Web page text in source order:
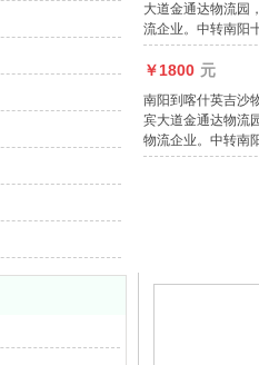
大道金通达物流园
流企业。中转南阳
￥1800 元
南阳到喀什英吉沙
宾大道金通达物流
物流企业。中转南